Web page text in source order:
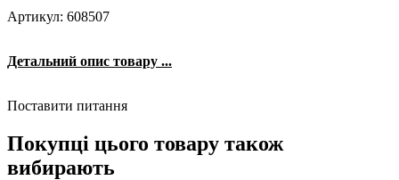
Артикул: 608507
Детальний опис товару ...
Поставити питання
Покупці цього товару також
вибирають